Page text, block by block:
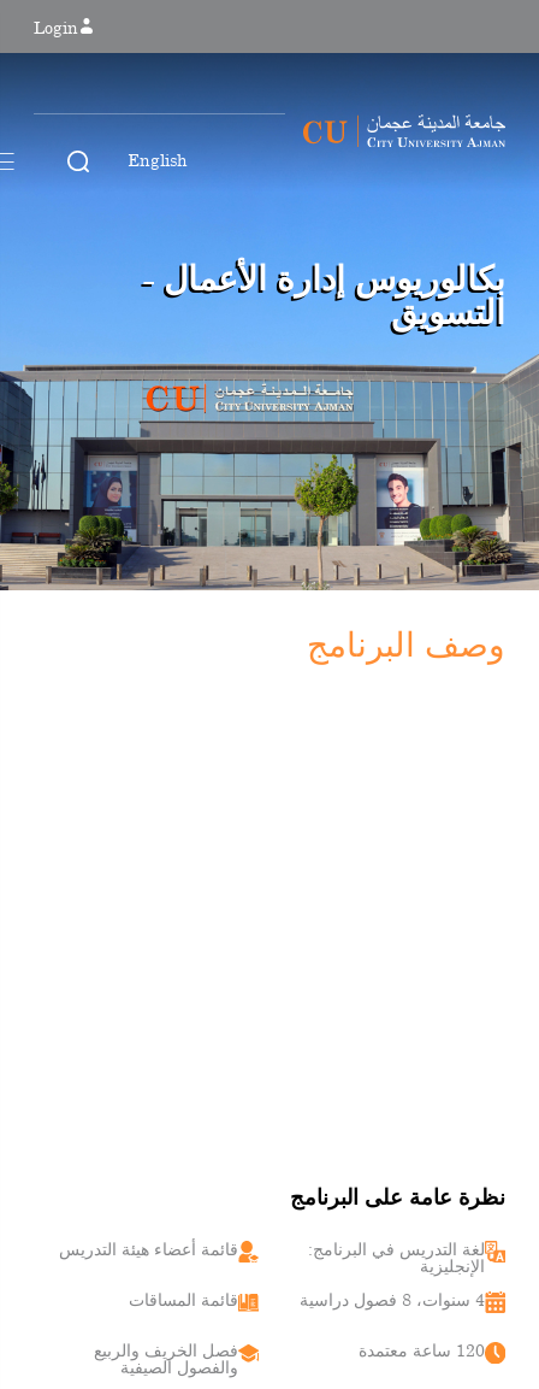
Login
English
بكالوريوس إدارة الأعمال -
التسويق
وصف البرنامج
نظرة عامة على البرنامج
لغة التدريس في البرنامج:
الإنجليزية
4 سنوات، 8 فصول دراسية
قائمة أعضاء هيئة التدريس
قائمة المساقات
120 ساعة معتمدة
فصل الخريف والربيع
والفصول الصيفية